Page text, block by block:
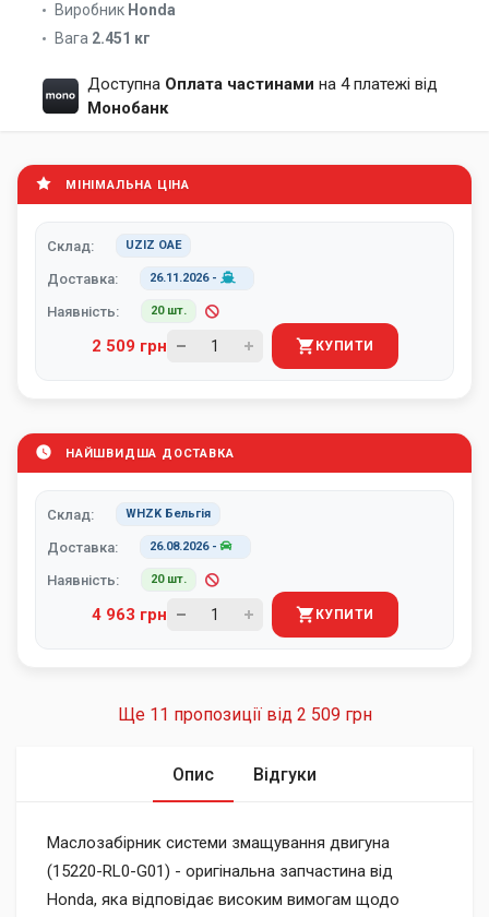
Виробник Honda
Вага 2.451 кг
Доступна Оплата частинами на 4 платежі від
Монобанк
МІНІМАЛЬНА ЦІНА
Склад: UZIZ ОАЕ
Доставка: 26.11.2026-
Наявність: 20 шт.
2 509 грн КУПИТИ
НАЙШВИДША ДОСТАВКА
Склад: WHZK Бельгія
Доставка: 26.08.2026-
Наявність: 20 шт.
4 963 грн КУПИТИ
Ще 11 пропозиції від 2 509 грн
Опис Відгуки
Маслозабірник системи змащування двигуна
(15220-RL0-G01) - оригінальна запчастина від
Honda, яка відповідає високим вимогам щодо